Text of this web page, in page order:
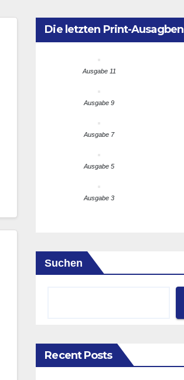
Die letzten Print-Ausagben
Ausgabe 11
Ausgabe 9
Ausgabe 7
Ausgabe 5
Ausgabe 3
Suchen
Recent Posts